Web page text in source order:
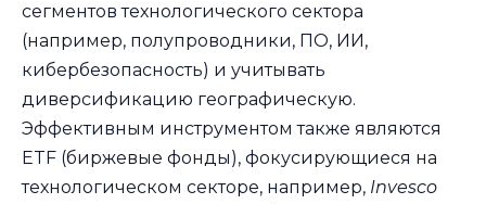
сегментов технологического сектора
(например, полупроводники, ПО, ИИ,
кибербезопасность) и учитывать
диверсификацию географическую.
Эффективным инструментом также являются
ETF (биржевые фонды), фокусирующиеся на
технологическом секторе, например, Invesco